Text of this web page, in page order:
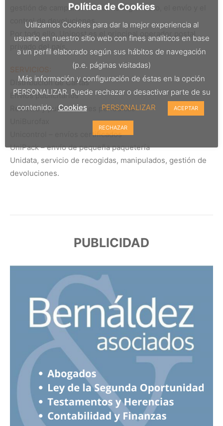
gestión de campañas de marketing directo, el envío y el
control de devoluciones.
Por todo ello, Unipost es el principal operador postal
privado del país.
SERVICIOS:
Distribución de Cartas
Envíos publicitarios
Revistas y publicaciones periódicas
Unicontrol – envíos certificados
UniPack – envío de pequeña paquetería
Unidata, servicio de recogidas, manipulados, gestión de
devoluciones.
PUBLICIDAD
Política de Cookies
Utilizamos Cookies para dar la mejor experiencia al
usuario en nuestro sitio web con fines analíticos en base
a un perfil elaborado según sus hábitos de navegación
(p.e. páginas visitadas)
Más información y configuración de éstas en la opción
PERSONALIZAR. Puede rechazar o desactivar parte de su
contenido. Cookies PERSONALIZAR ACEPTAR
RECHAZAR